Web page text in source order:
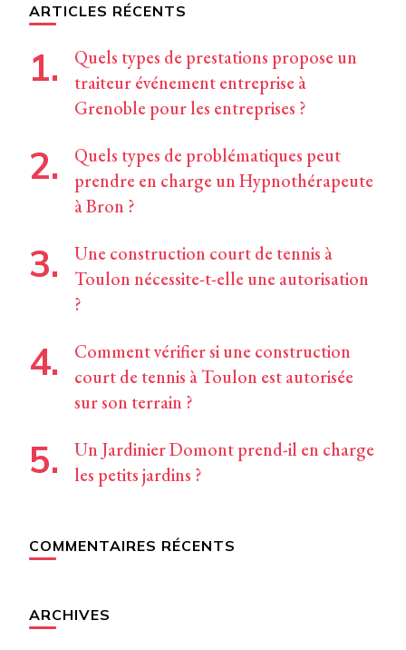
ARTICLES RÉCENTS
Quels types de prestations propose un
traiteur événement entreprise à
Grenoble pour les entreprises ?
Quels types de problématiques peut
prendre en charge un Hypnothérapeute
à Bron ?
Une construction court de tennis à
Toulon nécessite-t-elle une autorisation
?
Comment vérifier si une construction
court de tennis à Toulon est autorisée
sur son terrain ?
Un Jardinier Domont prend-il en charge
les petits jardins ?
COMMENTAIRES RÉCENTS
ARCHIVES